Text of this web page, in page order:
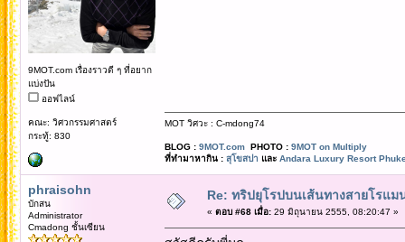
9MOT.com เรื่องราวดี ๆ ที่อยาก
แบ่งปัน
ออฟไลน์
คณะ: วิศวกรรมศาสตร์
กระทู้: 830
MOT วิศวะ : C-mdong74
BLOG : 9MOT.comPHOTO : 9MOT on Multiply
ที่ทำมาหากิน : สุโขสปา และ Andara Luxury Resort
phraisohn
บักสน
Administrator
Cmadong ชั้นเซียน
Re: ทริปยุโรปบนเส้นทางสายโรแม
« ตอบ #68 เมื่อ:29 มิถุนายน 2555, 08:20:47 »